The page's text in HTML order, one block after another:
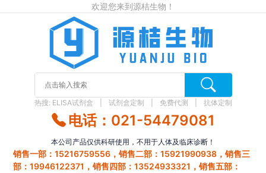
欢迎您来到源桔生物！
热搜: ELISA试剂盒 试剂盒定制 免费代测 抗体定制
电话：021-54479081
本公司产品仅供科研使用，不用于人体及临床诊断！
销售一部：15216759556，销售二部：15921990938，销售三
部：19946122371，销售四部：13524933321，销售五部：